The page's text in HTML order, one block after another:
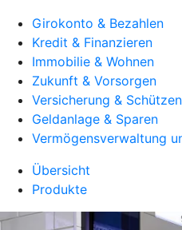
Girokonto & Bezahlen
Kredit & Finanzieren
Immobilie & Wohnen
Zukunft & Vorsorgen
Versicherung & Schützen
Geldanlage & Sparen
Vermögensverwaltung
Übersicht
Produkte